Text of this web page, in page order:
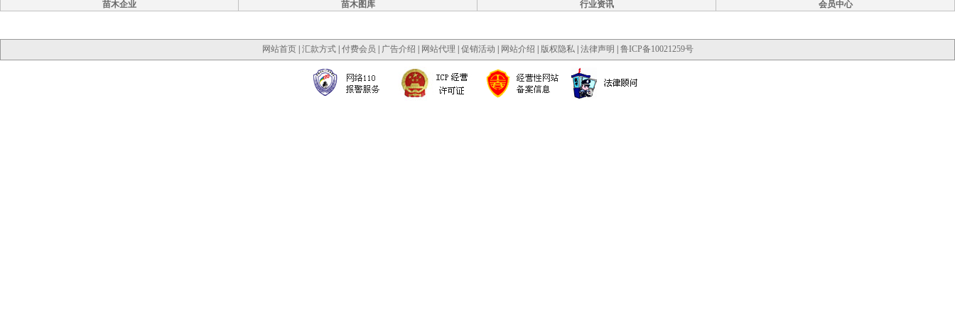
苗木企业 苗木图库 行业资讯 会员中心
网站首页| 汇款方式| 付费会员 广告介绍 网站代理 促销活动 网站介绍 版权隐私| 法律声明 鲁ICP备10021259号